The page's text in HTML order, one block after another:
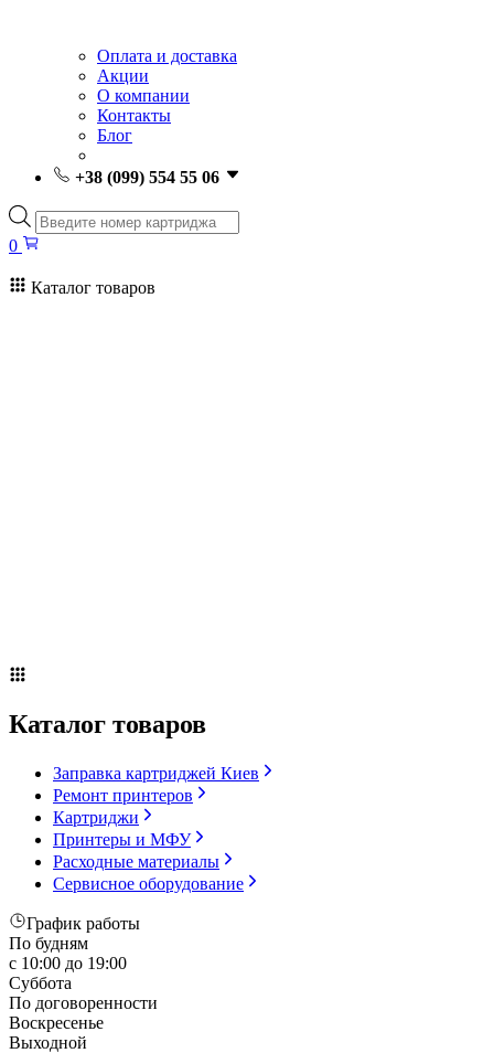
Оплата и доставка
Акции
О компании
Контакты
Блог
+38 (099) 554 55 06
Поиск
товаров
0
Каталог товаров
Каталог товаров
Заправка картриджей Киев
Ремонт принтеров
Картриджи
Принтеры и МФУ
Расходные материалы
Сервисное оборудование
График работы
По будням
с 10:00 до 19:00
Суббота
По договоренности
Воскресенье
Выходной